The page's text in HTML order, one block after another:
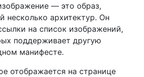
— это образ,
архитектур. Он
на список изображений,
поддерживает другую
манифесте.
отображается на странице